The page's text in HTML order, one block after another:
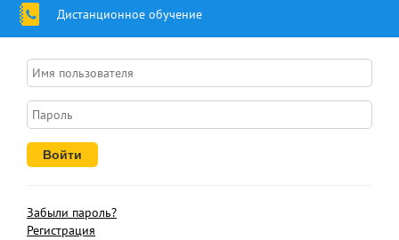
Дистанционное обучение
Забыли пароль?
Регистрация